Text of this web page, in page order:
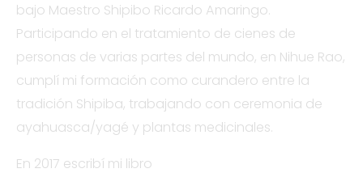
bajo Maestro Shipibo Ricardo Amaringo.
Participando en el tratamiento de cienes de
personas de varias partes del mundo, en Nihue Rao,
cumplí mi formación como curandero entre la
tradición Shipiba, trabajando con ceremonia de
ayahuasca/yagé y plantas medicinales.
En 2017 escribí mi libro